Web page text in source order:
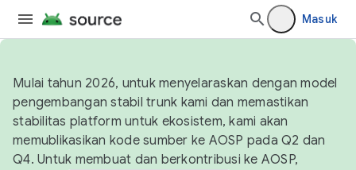
Masuk
Mulai tahun 2026, untuk menyelaraskan dengan model
pengembangan stabil trunk kami dan memastikan
stabilitas platform untuk ekosistem, kami akan
memublikasikan kode sumber ke AOSP pada Q2 dan
Q4. Untuk membuat dan berkontribusi ke AOSP,